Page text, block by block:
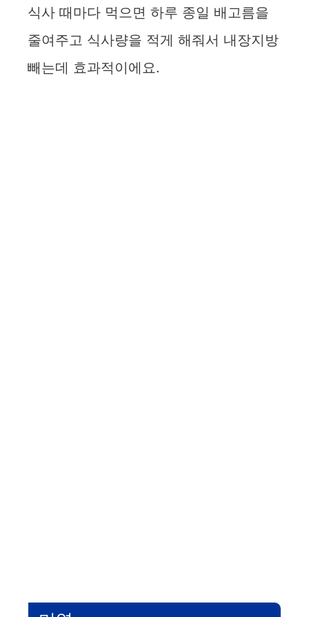
식사 때마다 먹으면 하루 종일 배고름을
줄여주고 식사량을 적게 해줘서 내장지방
빼는데 효과적이에요.